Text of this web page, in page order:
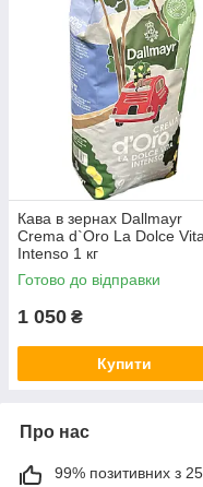
Кава в зернах Dallmayr
Crema d`Oro La Dolce Vita
Intenso 1 кг
Готово до відправки
1 050 ₴
Купити
Про нас
99% позитивних з